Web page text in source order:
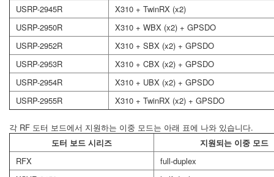
USRP-2945R
X310 + TwinRX (x2)
USRP-2950R
X310 + WBX (x2) + GPSDO
USRP-2952R
X310 + SBX (x2) + GPSDO
USRP-2953R
X310 + CBX (x2) + GPSDO
USRP-2954R
X310 + UBX (x2) + GPSDO
USRP-2955R
X310 + TwinRX (x2) + GPSDO
각 RF 도터 보드에서 지원하는 이중 모드는 아래 표에 나와 있습니다.
도터 보드 시리즈
지원되는 이중 모드
RFX
full-duplex